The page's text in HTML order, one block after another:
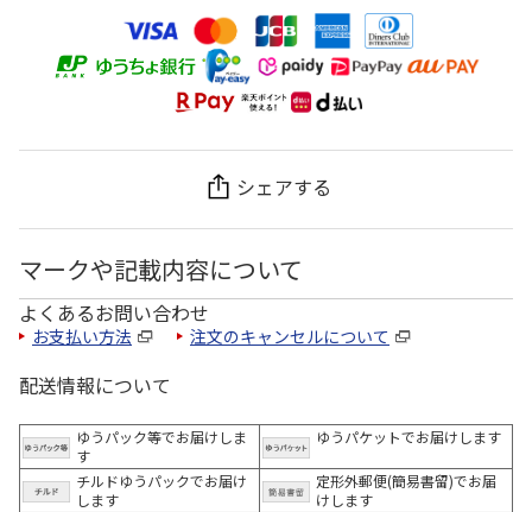
シェアする
マークや記載内容について
よくあるお問い合わせ
お支払い方法 注文のキャンセルについて
配送情報について
ゆうパック等でお届けしま
す
ゆうパケットでお届けします
チルドゆうパックでお届け
します
定形外郵便(簡易書留)でお届
けします